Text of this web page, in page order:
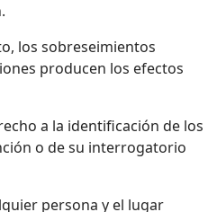
los sobreseimientos
producen los efectos
a la identificación de los
o de su interrogatorio
persona y el lugar